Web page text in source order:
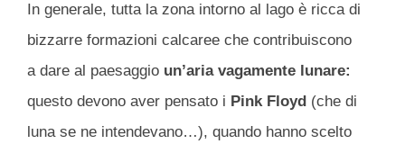
In generale, tutta la zona intorno al lago è ricca di
bizzarre formazioni calcaree che contribuiscono
a dare al paesaggio un’aria vagamente lunare:
questo devono aver pensato i Pink Floyd (che di
luna se ne intendevano…), quando hanno scelto